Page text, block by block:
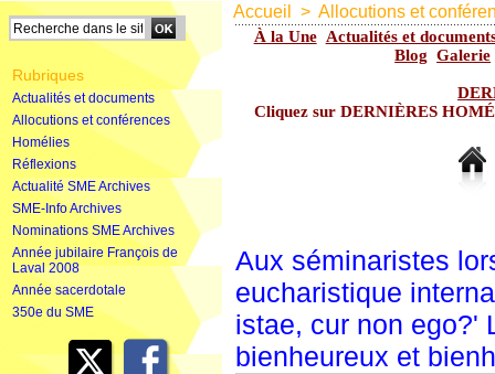
Rubriques
Actualités et documents
Allocutions et conférences
Homélies
Réflexions
Actualité SME Archives
SME-Info Archives
Nominations SME Archives
Année jubilaire François de
Laval 2008
Année sacerdotale
350e du SME
Accueil > Allocutions et
À la Une Actualités et
Blog Galerie
Cliquez sur DERNIÈRES
Aux séminaristes
eucharistique
istae, cur non ego?'
bienheureux et